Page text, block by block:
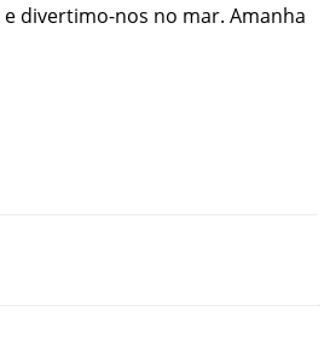
e divertimo-nos no mar. Amanha